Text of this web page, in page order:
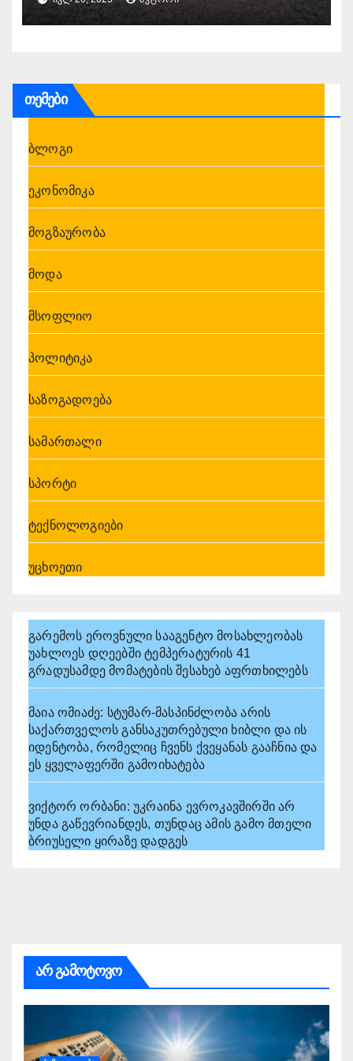
Patriot-ის სისტემის გაგზავნა
ჯერ არ განხილულა
თემები
ბლოგი
ეკონომიკა
მოგზაურობა
მოდა
მსოფლიო
პოლიტიკა
საზოგადოება
სამართალი
სპორტი
ტექნოლოგიები
უცხოეთი
გარემოს ეროვნული სააგენტო მოსახლეობას
უახლოეს დღეებში ტემპერატურის 41
გრადუსამდე მომატების შესახებ აფრთხილებს
მაია ომიაძე: სტუმარ-მასპინძლობა არის
საქართველოს განსაკუთრებული ხიბლი და ის
იდენტობა, რომელიც ჩვენს ქვეყანას გააჩნია და
ეს ყველაფერში გამოიხატება
ვიქტორ ორბანი: უკრაინა ევროკავშირში არ
უნდა გაწევრიანდეს, თუნდაც ამის გამო მთელი
ბრიუსელი ყირაზე დადგეს
არ გამოტოვო